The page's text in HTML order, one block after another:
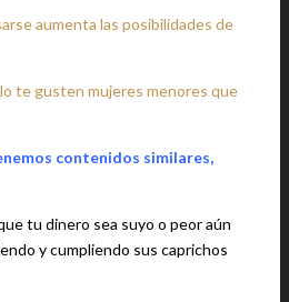
aumenta las posibilidades de
te gusten mujeres menores que
contenidos similares,
tu dinero sea suyo o peor aún
y cumpliendo sus caprichos